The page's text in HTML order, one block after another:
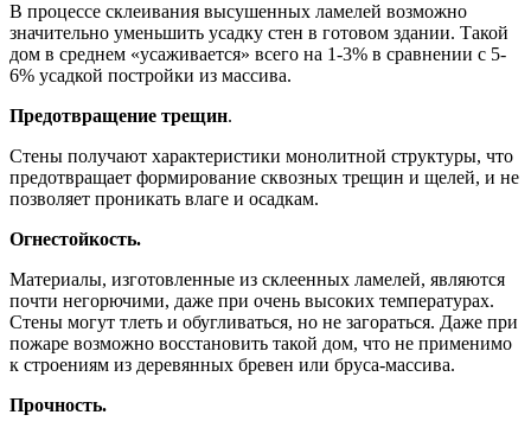
В процессе склеивания высушенных ламелей возможно
значительно уменьшить усадку стен в готовом здании. Такой
дом в среднем «усаживается» всего на 1-3% в сравнении с 5-
6% усадкой постройки из массива.
Предотвращение трещин.
Стены получают характеристики монолитной структуры, что
предотвращает формирование сквозных трещин и щелей, и не
позволяет проникать влаге и осадкам.
Огнестойкость.
Материалы, изготовленные из склеенных ламелей, являются
почти негорючими, даже при очень высоких температурах.
Стены могут тлеть и обугливаться, но не загораться. Даже при
пожаре возможно восстановить такой дом, что не применимо
к строениям из деревянных бревен или бруса-массива.
Прочность.